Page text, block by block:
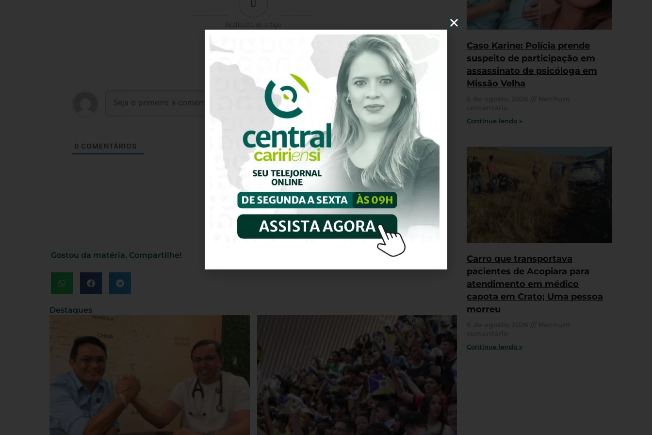
0
Avaliação do artigo
0 COMENTÁRIOS
Gostou da matéria, Compartilhe!
Destaques
Caso Karine: Polícia prende
suspeito de participação em
assassinato de psicóloga em
Missão Velha
Continue lendo »
Carro que transportava
pacientes de Acopiara para
atendimento em médico
capota em Crato; Uma pessoa
morreu
Continue lendo »